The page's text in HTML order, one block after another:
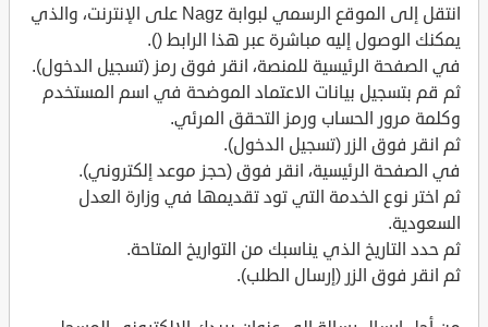
انتقل إلى الموقع الرسمي لبوابة Nagz على الإنترنت، والذي
يمكنك الوصول إليه مباشرة عبر هذا الرابط ().
في الصفحة الرئيسية للمنصة، انقر فوق رمز (تسجيل الدخول).
ثم قم بتسجيل بيانات الاعتماد الموضحة في اسم المستخدم
وكلمة مرور الحساب ورمز التحقق المرئي.
ثم انقر فوق الزر (تسجيل الدخول).
في الصفحة الرئيسية، انقر فوق (حجز موعد إلكتروني).
ثم اختر نوع الخدمة التي تود تقديمها في وزارة العدل
السعودية.
ثم حدد التاريخ الذي يناسبك من التواريخ المتاحة.
ثم انقر فوق الزر (إرسال الطلب).